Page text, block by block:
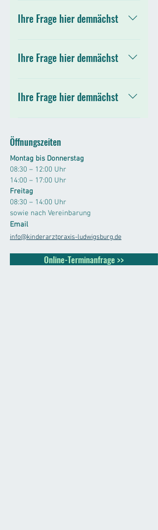
Ihre Frage hier demnächst
Ihre Frage hier demnächst
Ihre Frage hier demnächst
Öffnungszeiten
Montag bis Donnerstag
08:30 – 12:00 Uhr
14:00 – 17:00 Uhr
Freitag
08:30 – 14:00 Uhr
sowie nach Vereinbarung
Email
info@kinderarztpraxis-ludwigsburg.de
Online-Terminanfrage >>